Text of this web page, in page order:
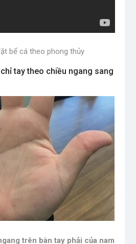
bể cá theo phong thủy
tay theo chiều ngang sang
trên bàn tay phải của nam